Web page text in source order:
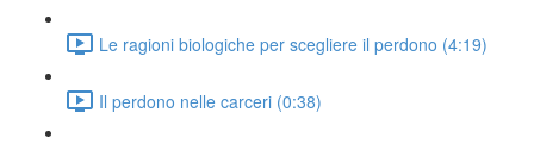
Le ragioni biologiche per scegliere il perdono (4:19)
Il perdono nelle carceri (0:38)